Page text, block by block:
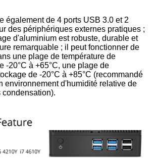
également de 4 ports USB 3.0 et 2
des périphériques externes pratiques ;
d'aluminium est robuste, durable et
remarquable ; il peut fonctionner de
une plage de température de
-20°C à +65°C, une plage de
de -20°C à +85°C (recommandé
environnement d'humidité relative de
condensation).